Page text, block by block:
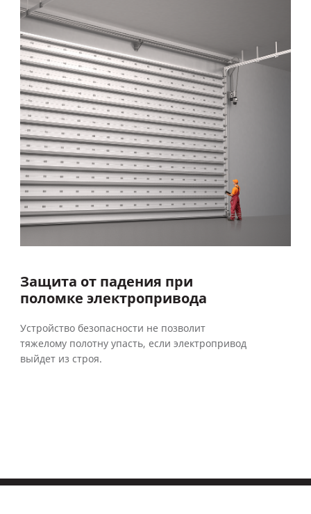
Защита от падения при
поломке электропривода
Устройство безопасности не позволит
тяжелому полотну упасть, если электропривод
выйдет из строя.